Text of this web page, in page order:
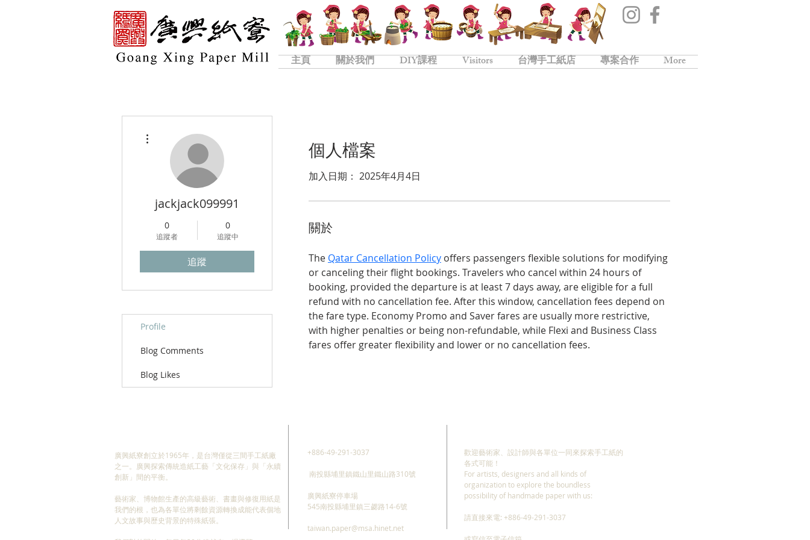
主頁 關於我們 DIY課程 Visitors 台灣手工紙店 專案合作 More
個人檔案
加入日期： 2025年4月4日
關於
The Qatar Cancellation Policy offers passengers flexible solutions for modifying
or canceling their flight bookings. Travelers who cancel within 24 hours of
booking, provided the departure is at least 7 days away, are eligible for a full
refund with no cancellation fee. After this window, cancellation fees depend on
the fare type. Economy Promo and Saver fares are usually more restrictive,
with higher penalties or being non-refundable, while Flexi and Business Class
fares offer greater flexibility and lower or no cancellation fees.
jackjack099991
0
追蹤者
0
追蹤中
追蹤
Profile
Blog Comments
Blog Likes
廣興紙寮創立於1965年，是台灣僅從三間手工紙廠
之一。廣興探索傳統造紙工藝「文化保存」與「永續
創新」間的平衡。
藝術家、博物館生產的高級藝術、書畫與修復用紙是
我們的根，也為各單位將剩餘資源轉換成能代表個地
人文故事與歷史背景的特殊紙張。
+886-49-291-3037
南投縣埔里鎮鐵山里鐵山路310號
廣興紙寮停車場
545南投縣埔里鎮三勰路14-6號
taiwan.paper@msa.hinet.net
歡迎藝術家、設計師與各單位一同來探索手工紙的
各式可能！
For artists, designers and all kinds of
organization to explore the boundless
possibility of handmade paper with us:
請直接來電: +886-49-291-3037